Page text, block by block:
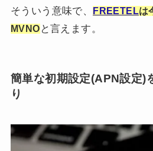
そういう意味で、 FREETELは
MVNO と言えます。
簡単な初期設定(APN設定)
り